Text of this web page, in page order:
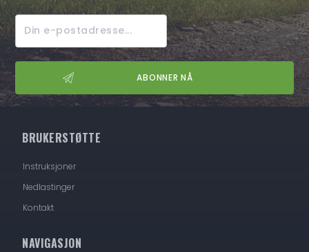
BRUKERSTØTTE
Instruksjoner
Nedlastinger
Kontakt
NAVIGASJON